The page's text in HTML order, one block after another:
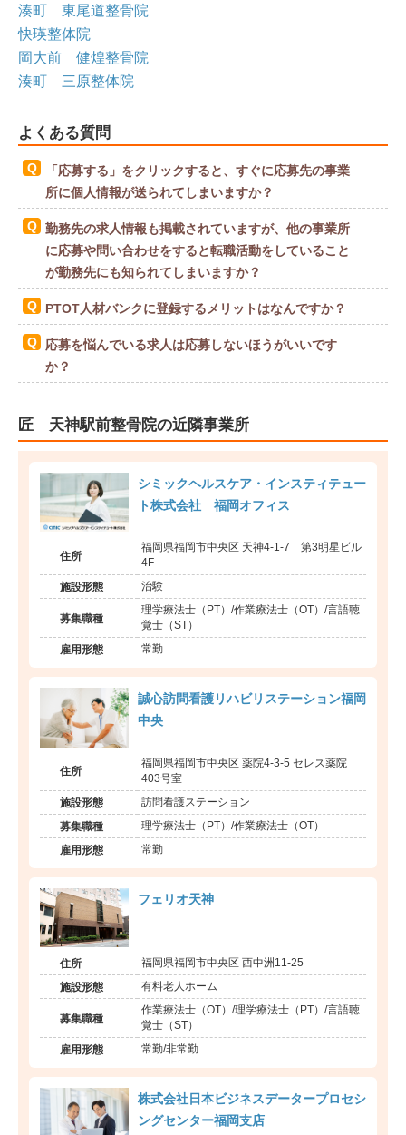
湊町 東尾道整骨院
快瑛整体院
岡大前 健煌整骨院
湊町 三原整体院
よくある質問
「応募する」をクリックすると、すぐに応募先の事業
所に個人情報が送られてしまいますか？
勤務先の求人情報も掲載されていますが、他の事業所
に応募や問い合わせをすると転職活動をしていること
が勤務先にも知られてしまいますか？
PTOT人材バンクに登録するメリットはなんですか？
応募を悩んでいる求人は応募しないほうがいいです
か？
匠 天神駅前整骨院の近隣事業所
シミックヘルスケア・インスティテュー
ト株式会社 福岡オフィス
住所
福岡県福岡市中央区 天神4-1-7 第3明星ビル
4F
施設形態 治験
募集職種
理学療法士（PT）/作業療法士（OT）/言語聴
覚士（ST）
雇用形態 常勤
誠心訪問看護リハビリステーション福岡
中央
住所
福岡県福岡市中央区 薬院4-3-5 セレス薬院
403号室
施設形態 訪問看護ステーション
募集職種 理学療法士（PT）/作業療法士（OT）
雇用形態 常勤
フェリオ天神
住所 福岡県福岡市中央区 西中洲11-25
施設形態 有料老人ホーム
募集職種
作業療法士（OT）/理学療法士（PT）/言語聴
覚士（ST）
雇用形態 常勤/非常勤
株式会社日本ビジネスデータープロセシ
ングセンター福岡支店